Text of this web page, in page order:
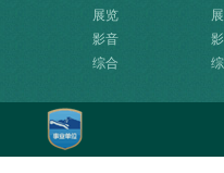
展览
影音
综合